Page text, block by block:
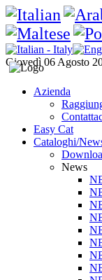
Giovedì 06 Agosto
Azienda
Easy Cat
Cataloghi/
News